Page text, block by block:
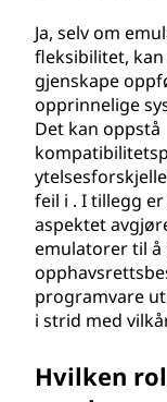
Ja, selv om
fleksibilitet,
gjenskape
opprinnelige
Det kan oppstå
feil i . I tillegg
aspektet
emulatorer til å
programvare
i strid med
Hvilken